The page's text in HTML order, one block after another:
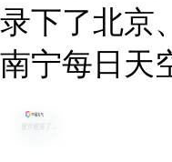
录下了北京
南宁每日天